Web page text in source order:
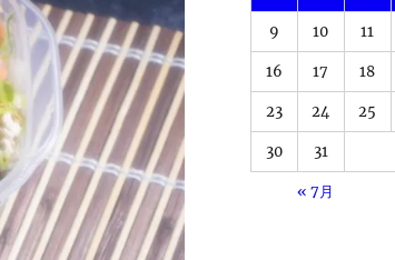
9 10 11
16 17 18
23 24 25
30 31
« 7月